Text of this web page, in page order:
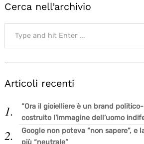
Cerca nell’archivio
Search
for:
Articoli recenti
“Ora il gioielliere è un brand
costruito l’immagine dell’uomo
Google non poteva “non sapere”, e
più “neutrale”